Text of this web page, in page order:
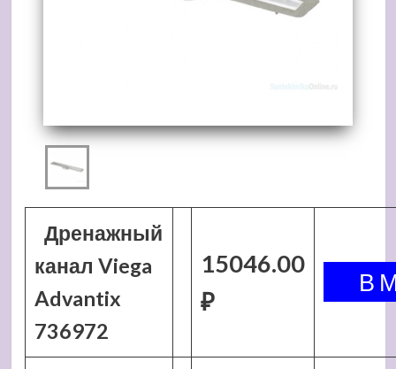
Дренажный
канал Viega
Advantix
736972
15046.00
₽